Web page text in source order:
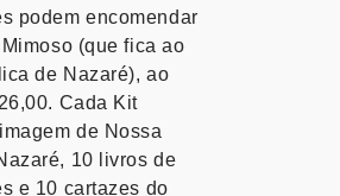
podem encomendar
(que fica ao
de Nazaré), ao
Cada Kit
de Nossa
10 livros de
e 10 cartazes do